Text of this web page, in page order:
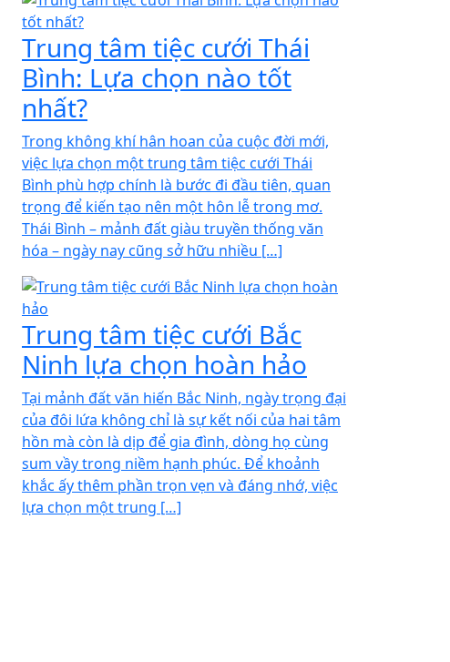
Trung tâm tiệc cưới Thái
Bình: Lựa chọn nào tốt
nhất?
Trong không khí hân hoan của cuộc đời mới,
việc lựa chọn một trung tâm tiệc cưới Thái
Bình phù hợp chính là bước đi đầu tiên, quan
trọng để kiến tạo nên một hôn lễ trong mơ.
Thái Bình – mảnh đất giàu truyền thống văn
hóa – ngày nay cũng sở hữu nhiều […]
Trung tâm tiệc cưới Bắc
Ninh lựa chọn hoàn hảo
Tại mảnh đất văn hiến Bắc Ninh, ngày trọng đại
của đôi lứa không chỉ là sự kết nối của hai tâm
hồn mà còn là dịp để gia đình, dòng họ cùng
sum vầy trong niềm hạnh phúc. Để khoảnh
khắc ấy thêm phần trọn vẹn và đáng nhớ, việc
lựa chọn một trung […]